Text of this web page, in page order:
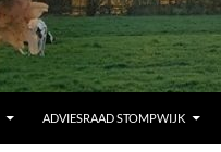
ADVIESRAAD STOMPWIJK